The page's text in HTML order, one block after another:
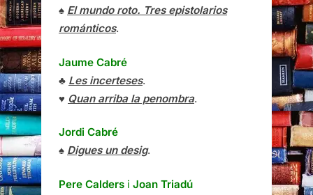
♠ El mundo roto. Tres epistolarios
románticos.
Jaume Cabré
♣ Les incerteses.
♥ Quan arriba la penombra.
Jordi Cabré
♠ Digues un desig.
Pere Calders i Joan Triadú